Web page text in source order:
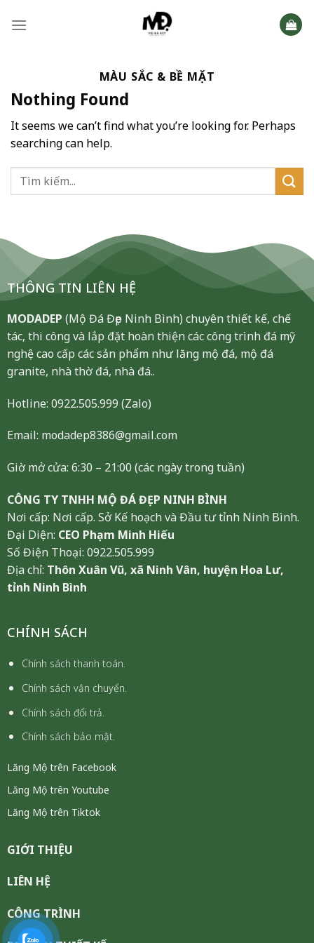
MÀU SẮC & BỀ MẶT
Nothing Found
It seems we can’t find what you’re looking for. Perhaps
searching can help.
THÔNG TIN LIÊN HỆ
MODADEP (Mộ Đá Đẹp Ninh Bình) chuyên thiết kế, chế
tác, thi công và lắp đặt hoàn thiện các công trình đá mỹ
nghệ cao cấp các sản phẩm như lăng mộ đá, mộ đá
granite, nhà thờ đá, nhà đá..
Hotline: 0922.505.999 (Zalo)
Email: modadep8386@gmail.com
Giờ mở cửa: 6:30 – 21:00 (các ngày trong tuần)
CÔNG TY TNHH MỘ ĐÁ ĐẸP NINH BÌNH
Nơi cấp: Nơi cấp. Sở Kế hoạch và Đầu tư tỉnh Ninh Bình.
Đại Diện: CEO Phạm Minh Hiếu
Số Điện Thoại: 0922.505.999
Địa chỉ: Thôn Xuân Vũ, xã Ninh Vân, huyện Hoa Lư,
tỉnh Ninh Bình
CHÍNH SÁCH
Chính sách thanh toán.
Chính sách vận chuyển.
Chính sách đổi trả.
Chính sách bảo mật.
Lăng Mộ trên Facebook
Lăng Mộ trên Youtube
Lăng Mộ trên Tiktok
GIỚI THIỆU
LIÊN HỆ
CÔNG TRÌNH